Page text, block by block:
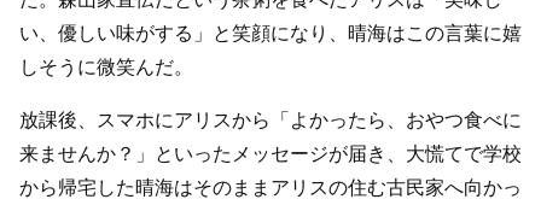
い、優しい味がする」と笑顔になり、晴海はこの言葉に嬉
しそうに微笑んだ。
放課後、スマホにアリスから「よかったら、おやつ食べに
来ませんか？」といったメッセージが届き、大慌てで学校
から帰宅した晴海はそのままアリスの住む古民家へ向かっ